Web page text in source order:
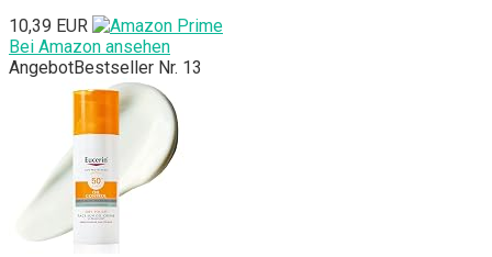
10,39 EUR
Bei Amazon ansehen
AngebotBestseller Nr. 13